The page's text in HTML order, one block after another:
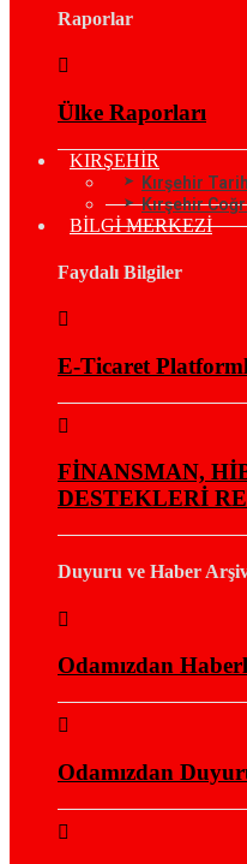
Raporlar
Ülke Raporları
KIRŞEHİR
Kırşehir
Kırşehir
BİLGİ MERKEZİ
Faydalı Bilgiler
E-Ticaret
FİNANSMAN,
DESTEKLERİ
Duyuru ve Haber
Odamızdan
Odamızdan